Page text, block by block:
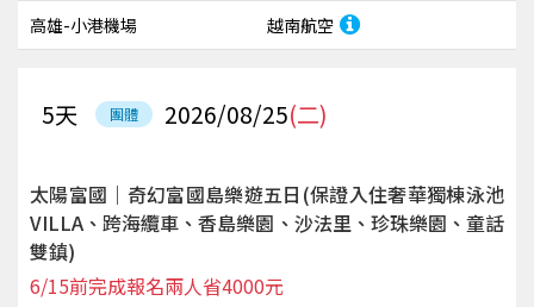
高雄-小港機場 越南航空
團體 2026/08/25(二)
5天
太陽富國｜奇幻富國島樂遊五日(保證入住奢華獨棟泳池
VILLA、跨海纜車、香島樂園、沙法里、珍珠樂園、童話
雙鎮)
6/15前完成報名兩人省4000元